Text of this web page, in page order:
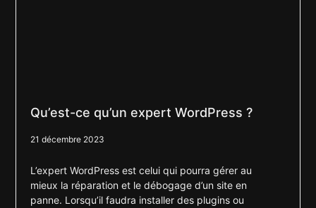
Qu’est-ce qu’un expert WordPress ?
21 décembre 2023
L’expert WordPress est celui qui pourra gérer au
mieux la réparation et le débogage d’un site en
panne. Lorsqu’il faudra installer des plugins ou